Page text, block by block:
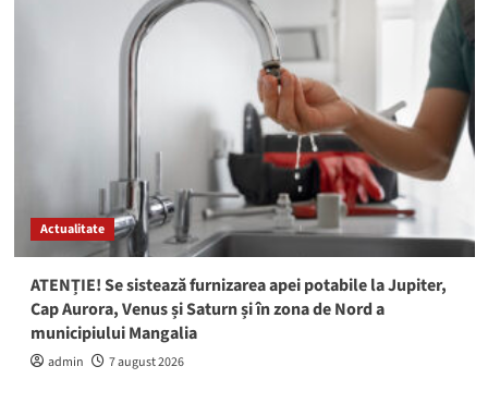
Actualitate
ATENȚIE! Se sistează furnizarea apei potabile la Jupiter,
Cap Aurora, Venus și Saturn și în zona de Nord a
municipiului Mangalia
admin 7 august 2026